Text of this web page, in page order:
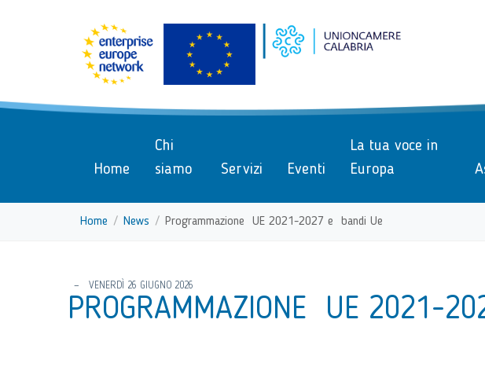
Vai ai contenuti
Menu di navigazione
Home
Chi
siamo
Servizi Eventi
La tua voce in
Europa
Home News Programmazione UE 2021-2027 e bandi Ue
VENERDÌ 26 GIUGNO 2026
PROGRAMMAZIONE UE 2021-